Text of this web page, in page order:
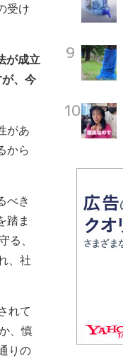
受け
が成立
、今
があ
から
べき
踏ま
る、
、社
れて
、慎
りの